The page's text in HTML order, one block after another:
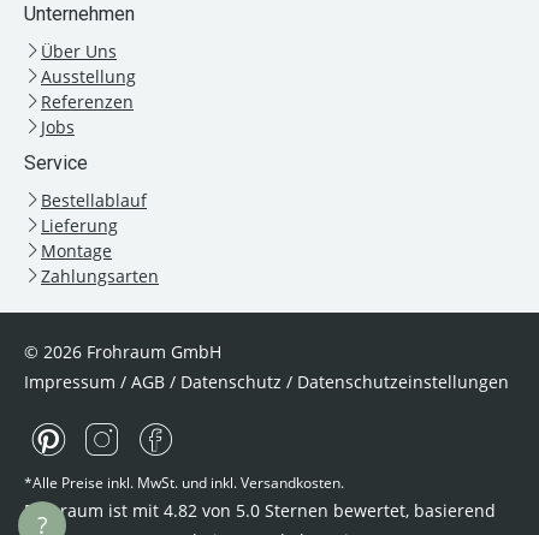
Unternehmen
Über Uns
Ausstellung
Referenzen
Jobs
Service
Bestellablauf
Lieferung
Montage
Zahlungsarten
© 2026 Frohraum GmbH
Impressum / AGB / Datenschutz / Datenschutzeinstellungen
*Alle Preise inkl. MwSt. und inkl. Versandkosten.
Frohraum ist mit 4.82 von 5.0 Sternen bewertet, basierend
?